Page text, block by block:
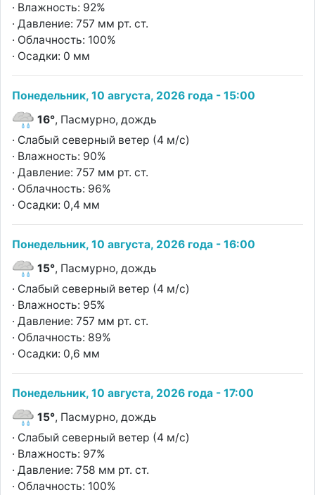
· Влажность: 92%
· Давление: 757 мм рт. ст.
· Облачность: 100%
· Осадки: 0 мм
Понедельник, 10 августа, 2026 года - 15:00
16°, Пасмурно, дождь
· Слабый северный ветер (4 м/с)
· Влажность: 90%
· Давление: 757 мм рт. ст.
· Облачность: 96%
· Осадки: 0,4 мм
Понедельник, 10 августа, 2026 года - 16:00
15°, Пасмурно, дождь
· Слабый северный ветер (4 м/с)
· Влажность: 95%
· Давление: 757 мм рт. ст.
· Облачность: 89%
· Осадки: 0,6 мм
Понедельник, 10 августа, 2026 года - 17:00
15°, Пасмурно, дождь
· Слабый северный ветер (4 м/с)
· Влажность: 97%
· Давление: 758 мм рт. ст.
· Облачность: 100%